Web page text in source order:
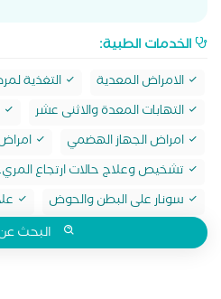
الخدمات الطبية:
الامراض المعدية
التغذية
التهابات المعدة والاثنى عشر
امراض الجهاز الهضمي
تشخيص وعلاج حالات ارتجاع
سونار على البطن والحوض
البحث